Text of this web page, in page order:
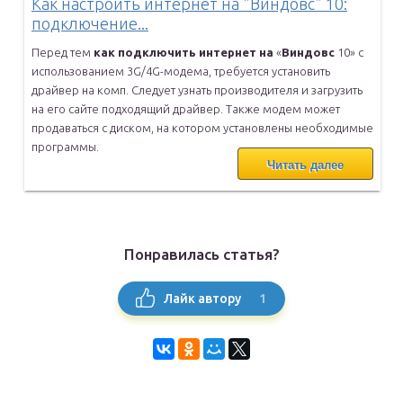
Как настроить интернет на "Виндовс" 10:
подключение...
Перед тем как подключить интернет на «Виндовс 10» с
использованием 3G/4G-модема, требуется установить
драйвер на комп. Следует узнать производителя и загрузить
на его сайте подходящий драйвер. Также модем может
продаваться с диском, на котором установлены необходимые
программы.
Читать далее
Понравилась статья?
Лайк автору 1